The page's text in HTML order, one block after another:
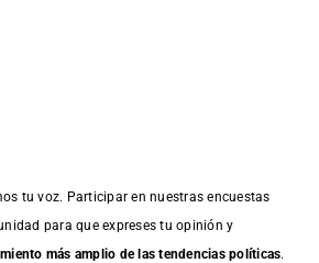
tu voz. Participar en nuestras encuestas
para que expreses tu opinión y
más amplio de las tendencias políticas.